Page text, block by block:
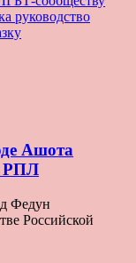
руководство
Ашота
РПЛ
Федун
Российской